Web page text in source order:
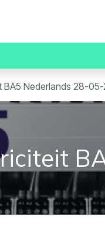
BA5 Nederlands 28-